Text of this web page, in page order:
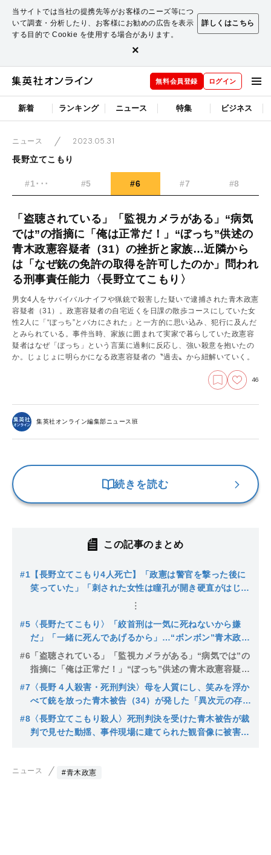
当サイトでは当社の提携先等がお客様のニーズ等につ
いて調査・分析したり、お客様にお勧めの広告を表示
する目的で Cookie を使用する場合があります。
詳しくはこちら
×
無料会員登録 ログイン
新着 ランキング ニュース 特集 ビジネス
ニュース
2023.05.31
長野立てこもり
#1･･･ #5 #6 #7 #8
「盗聴されている」「監視カメラがある」“病気
では”の指摘に「俺は正常だ！」“ぼっち”供述の
青木政憲容疑者（31）の挫折と家族…近隣から
は「なぜ銃の免許の取得を許可したのか」問われ
る刑事責任能力〈長野立てこもり〉
男女4人をサバイバルナイフや猟銃で殺害した疑いで逮捕された青木政憲
容疑者（31）。政憲容疑者の自宅近くを日課の散歩コースにしていた女
性2人に「“ぼっち”とバカにされた」と一方的に思い込み、犯行に及んだ
とみられている。事件当時、家族に囲まれて実家で暮らしていた政憲容
疑者はなぜ「ぼっち」という言葉に過剰に反応し、強い殺意を抱いたの
か。じょじょに明らかになる政憲容疑者の〝過去〟から紐解いていく。
46
集英社オンライン編集部ニュース班
続きを読む
この記事のまとめ
#1 【長野立てこもり4人死亡】「政憲は警官を撃った後に
笑っていた」「刺された女性は瞳孔が開き硬直がはじま
っていた」救助者が語る悪夢の殺害現場…親戚は「人付
や祭りの寄り合いには一切顔を出さない」
#5 〈長野たてこもり〉「絞首刑は一気に死ねないから嫌
だ」「一緒に死んであげるから」…“ボンボン”青木政憲
容疑者（31）の母はなぜ農園に息子の名をつけたのか？
母の複雑な生い立ちと家族の絆…「政憲に会社を継がせ
#6 「盗聴されている」「監視カメラがある」“病気では”の
指摘に「俺は正常だ！」“ぼっち”供述の青木政憲容疑者
（31）の挫折と家族…近隣からは「なぜ銃の免許の取得
を許可したのか」問われる刑事責任能力〈長野立てこも
#7 〈長野４人殺害・死刑判決〉母を人質にし、笑みを浮か
べて銃を放った青木被告（34）が発した「異次元の存
在」とは何だったのか
#8 〈長野立てこもり殺人〉死刑判決を受けた青木被告が裁
判で見せた動揺、事件現場に建てられた観音像に被害者
ニュース #青木政憲